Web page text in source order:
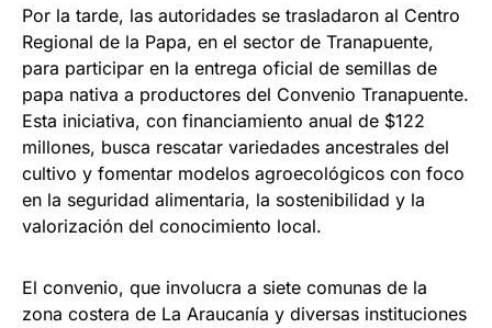
Por la tarde, las autoridades se trasladaron al Centro
Regional de la Papa, en el sector de Tranapuente,
para participar en la entrega oficial de semillas de
papa nativa a productores del Convenio Tranapuente.
Esta iniciativa, con financiamiento anual de $122
millones, busca rescatar variedades ancestrales del
cultivo y fomentar modelos agroecológicos con foco
en la seguridad alimentaria, la sostenibilidad y la
valorización del conocimiento local.
El convenio, que involucra a siete comunas de la
zona costera de La Araucanía y diversas instituciones